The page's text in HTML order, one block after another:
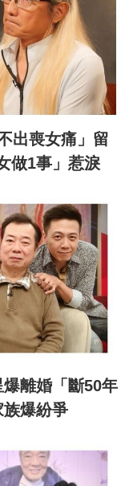
出喪女痛」留
做1事」惹淚
離婚「斷50年
爆紛爭